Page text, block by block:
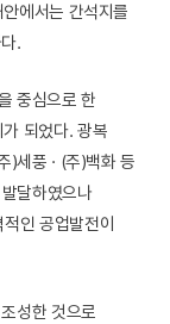
에서는 간석지를
.
중심으로 한
되었다. 광복
)세풍 · (주)백화 등
달하였으나
인 공업발전이
성한 것으로